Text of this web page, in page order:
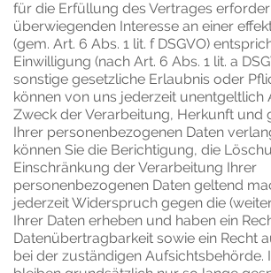
für die Erfüllung des Vertrages
überwiegenden Interesse an einer
(gem. Art. 6 Abs. 1 lit. f DSGVO)
Einwilligung (nach Art. 6 Abs. 1 lit. a
sonstige gesetzliche Erlaubnis oder
können von uns jederzeit unentgeltlich
Zweck der Verarbeitung, Herkunft und
Ihrer personenbezogenen Daten
können Sie die Berichtigung, die
Einschränkung der Verarbeitung Ihrer
personenbezogenen Daten geltend
jederzeit Widerspruch gegen die
Ihrer Daten erheben und haben ein
Datenübertragbarkeit sowie ein Recht
bei der zuständigen Aufsichtsbehörde.